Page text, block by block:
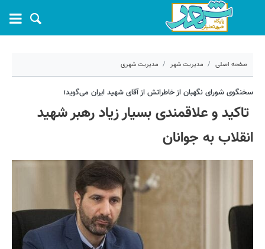
صفحه اصلی مدیریت شهر مدیریت شهری
۱۴ تیر ۱۴۰۵ - ۱۳:۱۰
کد مطلب: 82941
سخنگوی شورای نگهبان از خاطراتش از آقای شهید ایران می‌گوید؛
تاکید و علاقمندی بسیار زیاد رهبر شهید
انقلاب به جوانان